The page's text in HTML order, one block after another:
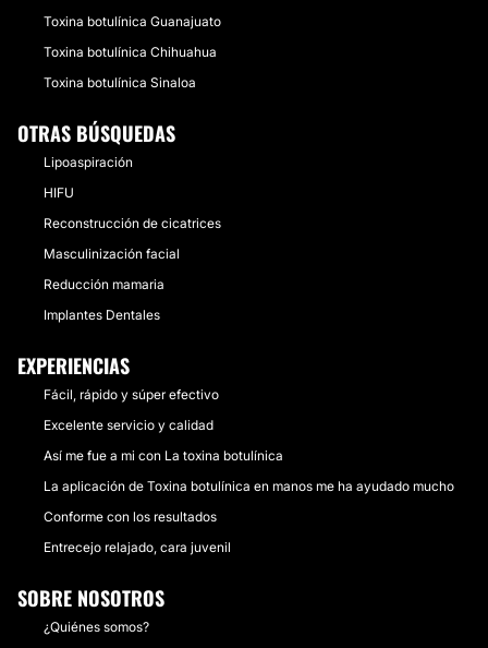
Toxina botulínica Guanajuato
Toxina botulínica Chihuahua
Toxina botulínica Sinaloa
OTRAS BÚSQUEDAS
Lipoaspiración
HIFU
Reconstrucción de cicatrices
Masculinización facial
Reducción mamaria
Implantes Dentales
EXPERIENCIAS
Fácil, rápido y súper efectivo
Excelente servicio y calidad
Así me fue a mi con La toxina botulínica
La aplicación de Toxina botulínica en manos me ha ayudado mucho
Conforme con los resultados
Entrecejo relajado, cara juvenil
SOBRE NOSOTROS
¿Quiénes somos?